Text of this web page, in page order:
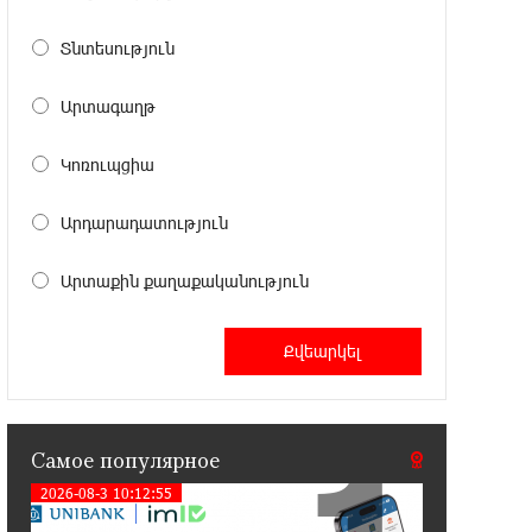
электростанция мощностью 15 кВт
20:50:22 22-07-2026
«Давидбекских играх»:
11:25:48 21-07-2026
Кругом война. А вас вводят в
заблуждение. Аршак Карапетян
16:32:52 20-07-2026
Центр продаж и обслуживания Ucom
Տնտեսություն
Արտագաղթ
Կոռուպցիա
Արդարադատություն
Արտաքին քաղաքականություն
Самое популярное
2026-08-3 10:12:55